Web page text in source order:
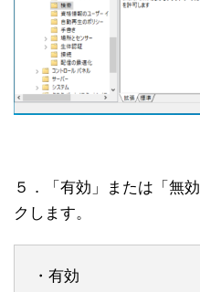
５．「有効」または「無
クします。
・有効